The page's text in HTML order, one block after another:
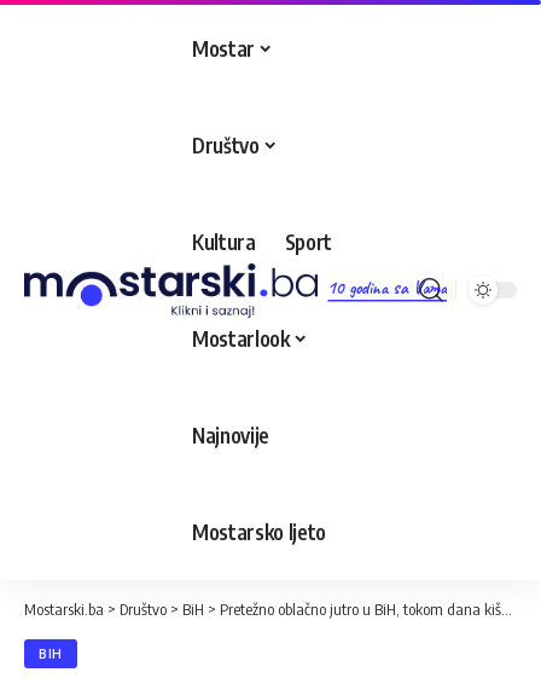
10 godina sa Vama
Mostar
Društvo
Kultura Sport
Mostarlook
Najnovije
Mostarsko ljeto
Mostarski.ba > Društvo > BiH > Pretežno oblačno jutro u BiH, tokom dana kiša i slab snijeg
BIH